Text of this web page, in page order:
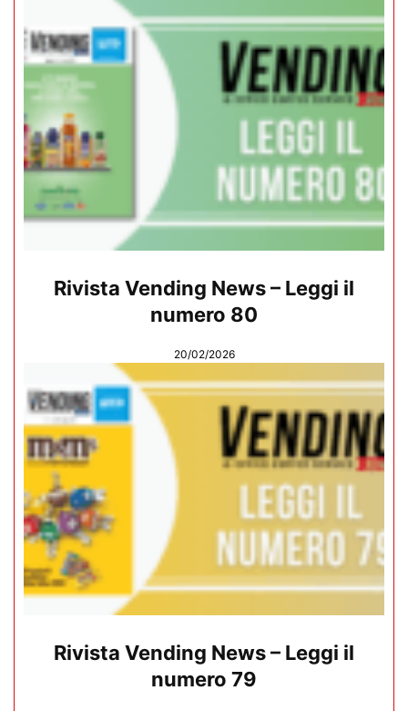
Rivista Vending News – Leggi il
numero 80
20/02/2026
Rivista Vending News – Leggi il
numero 79